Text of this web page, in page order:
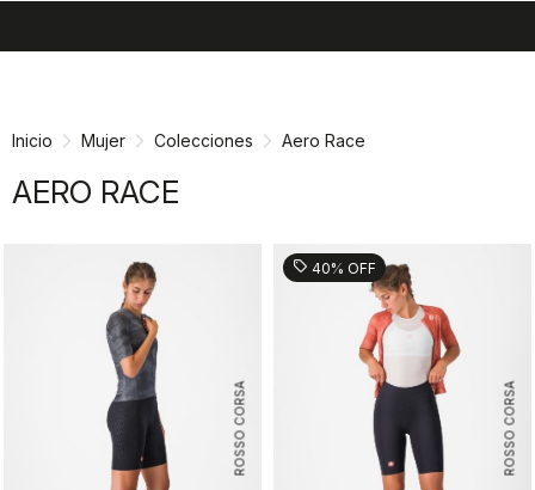
navegación
Inicio Mujer Colecciones Aero Race
AERO RACE
ROSSO CORSA ROSSO CORSA
sell 40% OFF